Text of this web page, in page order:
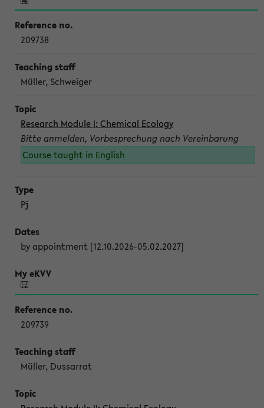
209738
Müller, Schweiger
Research Module I: Chemical Ecology
Bitte anmelden, Vorbesprechung nach Vereinbarung
Course taught in English
Pj
by appointment [12.10.2026-05.02.2027]
209739
Müller, Dussarrat